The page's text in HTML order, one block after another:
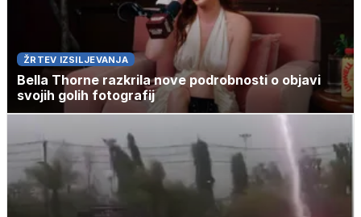
ŽRTEV IZSILJEVANJA
Bella Thorne razkrila nove podrobnosti o objavi
svojih golih fotografij